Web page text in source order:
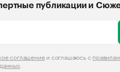
публикации и
соглашениеи соглашаюсь с
.